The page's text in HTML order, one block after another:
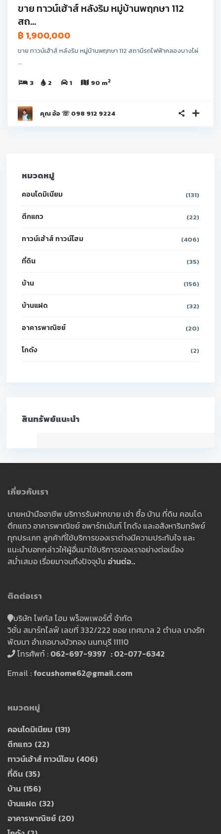
ขาย ทาวน์เฮ้าส์ หลังริม หมู่บ้านพฤกษา 112
สถ...
฿ 1,900,000
ขาย ทาวน์เฮ้าส์ หลังริม หมู่บ้านพฤกษา 112 สถานีรถไฟฟ้าคลองบางไผ่
...
3 2 1 90 m2
คุณ อ้อ ☏ 098 912 9224
หมวดหมู่
คอนโดมิเนียม (131)
ตึกแถว (22)
ทาวน์เฮ้าส์ ทาวน์โฮม (406)
ที่ดิน (35)
บ้าน (156)
บ้านแฝด (32)
อาคารพาณิชย์ (20)
โกดัง (2)
สินทรัพย์แนะนำ
เกี่ยวกับเรา
นายหน้ามืออาชีพ บริการรับฝากขาย เช่า ซื้อ บ้าน ที่ดิน คอนโด
ตึกแถว อาคารพาณิชย์ อพาร์ทเม้นท์ โกดัง และอสังหาริมทรัพย์
ทุกประเภท ลูกค้าที่ใช้บริการของเราต่างมีความประทับใจ และ
แนะนำบอกกล่าวให้ผู้อื่นมาใช้บริการของเราอย่างต่อเนื่อง
สม่ำเสมอ เรื่อยมาจนถึงปัจจุบัน อ่านต่อ..
ติดต่อเรา
บริษัท โฟกัส โฮม พร็อพเพอร์ตี้ จำกัด
วิชั่น สมาร์ทไลฟ์ เลขที่ 332/222 ซอย เทศบาล 2 ตำบล บางรัก
พัฒนา อำเภอบางบัวทอง นนทบุรี 11110
โทรศัพท์ : 062-697-9397 : 02-077-6342
Email : focushome62@gmail.com
หมวดหมู่
คอนโดมิเนียม (131)
ตึกแถว (22)
ทาวน์เฮ้าส์ ทาวน์โฮม (406)
ที่ดิน (35)
บ้าน (156)
บ้านแฝด (32)
อาคารพาณิชย์ (20)